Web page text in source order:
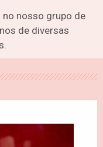
nosso grupo de
de diversas